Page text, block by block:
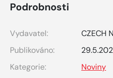
Podrobnosti
Vydavatel:
CZECH
Publikováno:
Kategorie:
Noviny